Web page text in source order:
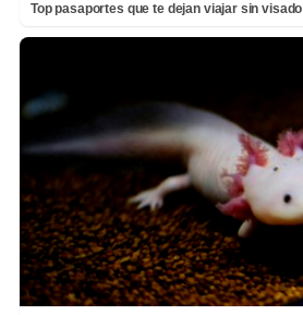
Top pasaportes que te dejan viajar sin visado